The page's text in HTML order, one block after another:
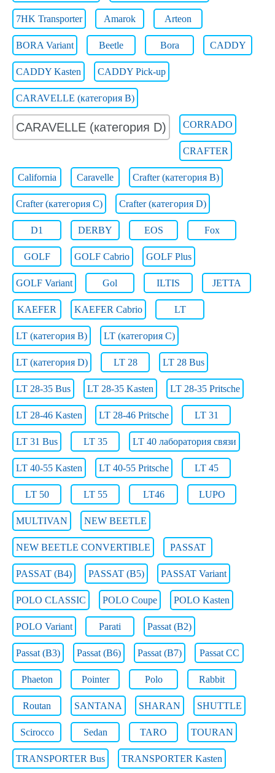
7HK Transporter Amarok Arteon
BORA Variant Beetle Bora CADDY
CADDY Kasten CADDY Pick-up
CARAVELLE (категория B)
CARAVELLE (категория D) CORRADO
CRAFTER
California Caravelle Crafter (категория B)
Crafter (категория C) Crafter (категория D)
D1 DERBY EOS Fox
GOLF GOLF Cabrio GOLF Plus
GOLF Variant Gol ILTIS JETTA
KAEFER KAEFER Cabrio LT
LT (категория B) LT (категория C)
LT (категория D) LT 28 LT 28 Bus
LT 28-35 Bus LT 28-35 Kasten LT 28-35 Pritsche
LT 28-46 Kasten LT 28-46 Pritsche LT 31
LT 31 Bus LT 35 LT 40 лаборатория связи
LT 40-55 Kasten LT 40-55 Pritsche LT 45
LT 50 LT 55 LT46 LUPO
MULTIVAN NEW BEETLE
NEW BEETLE CONVERTIBLE PASSAT
PASSAT (B4) PASSAT (B5) PASSAT Variant
POLO CLASSIC POLO Coupe POLO Kasten
POLO Variant Parati Passat (B2)
Passat (B3) Passat (B6) Passat (B7) Passat CC
Phaeton Pointer Polo Rabbit
Routan SANTANA SHARAN SHUTTLE
Scirocco Sedan TARO TOURAN
TRANSPORTER Bus TRANSPORTER Kasten